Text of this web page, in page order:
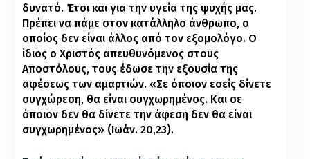
δυνατό. Έτσι και για την υγεία της ψυχής μας.
Πρέπει να πάμε στον κατάλληλο άνθρωπο, ο
οποίος δεν είναι άλλος από τον εξομολόγο. Ο
ίδιος ο Χριστός απευθυνόμενος στους
Αποστόλους, τους έδωσε την εξουσία της
αφέσεως των αμαρτιών. «Σε όποιον εσείς δίνετε
συγχώρεση, θα είναι συγχωρημένος. Και σε
όποιον δεν θα δίνετε την άφεση δεν θα είναι
συγχωρημένος» (Ιωάν. 20,23).